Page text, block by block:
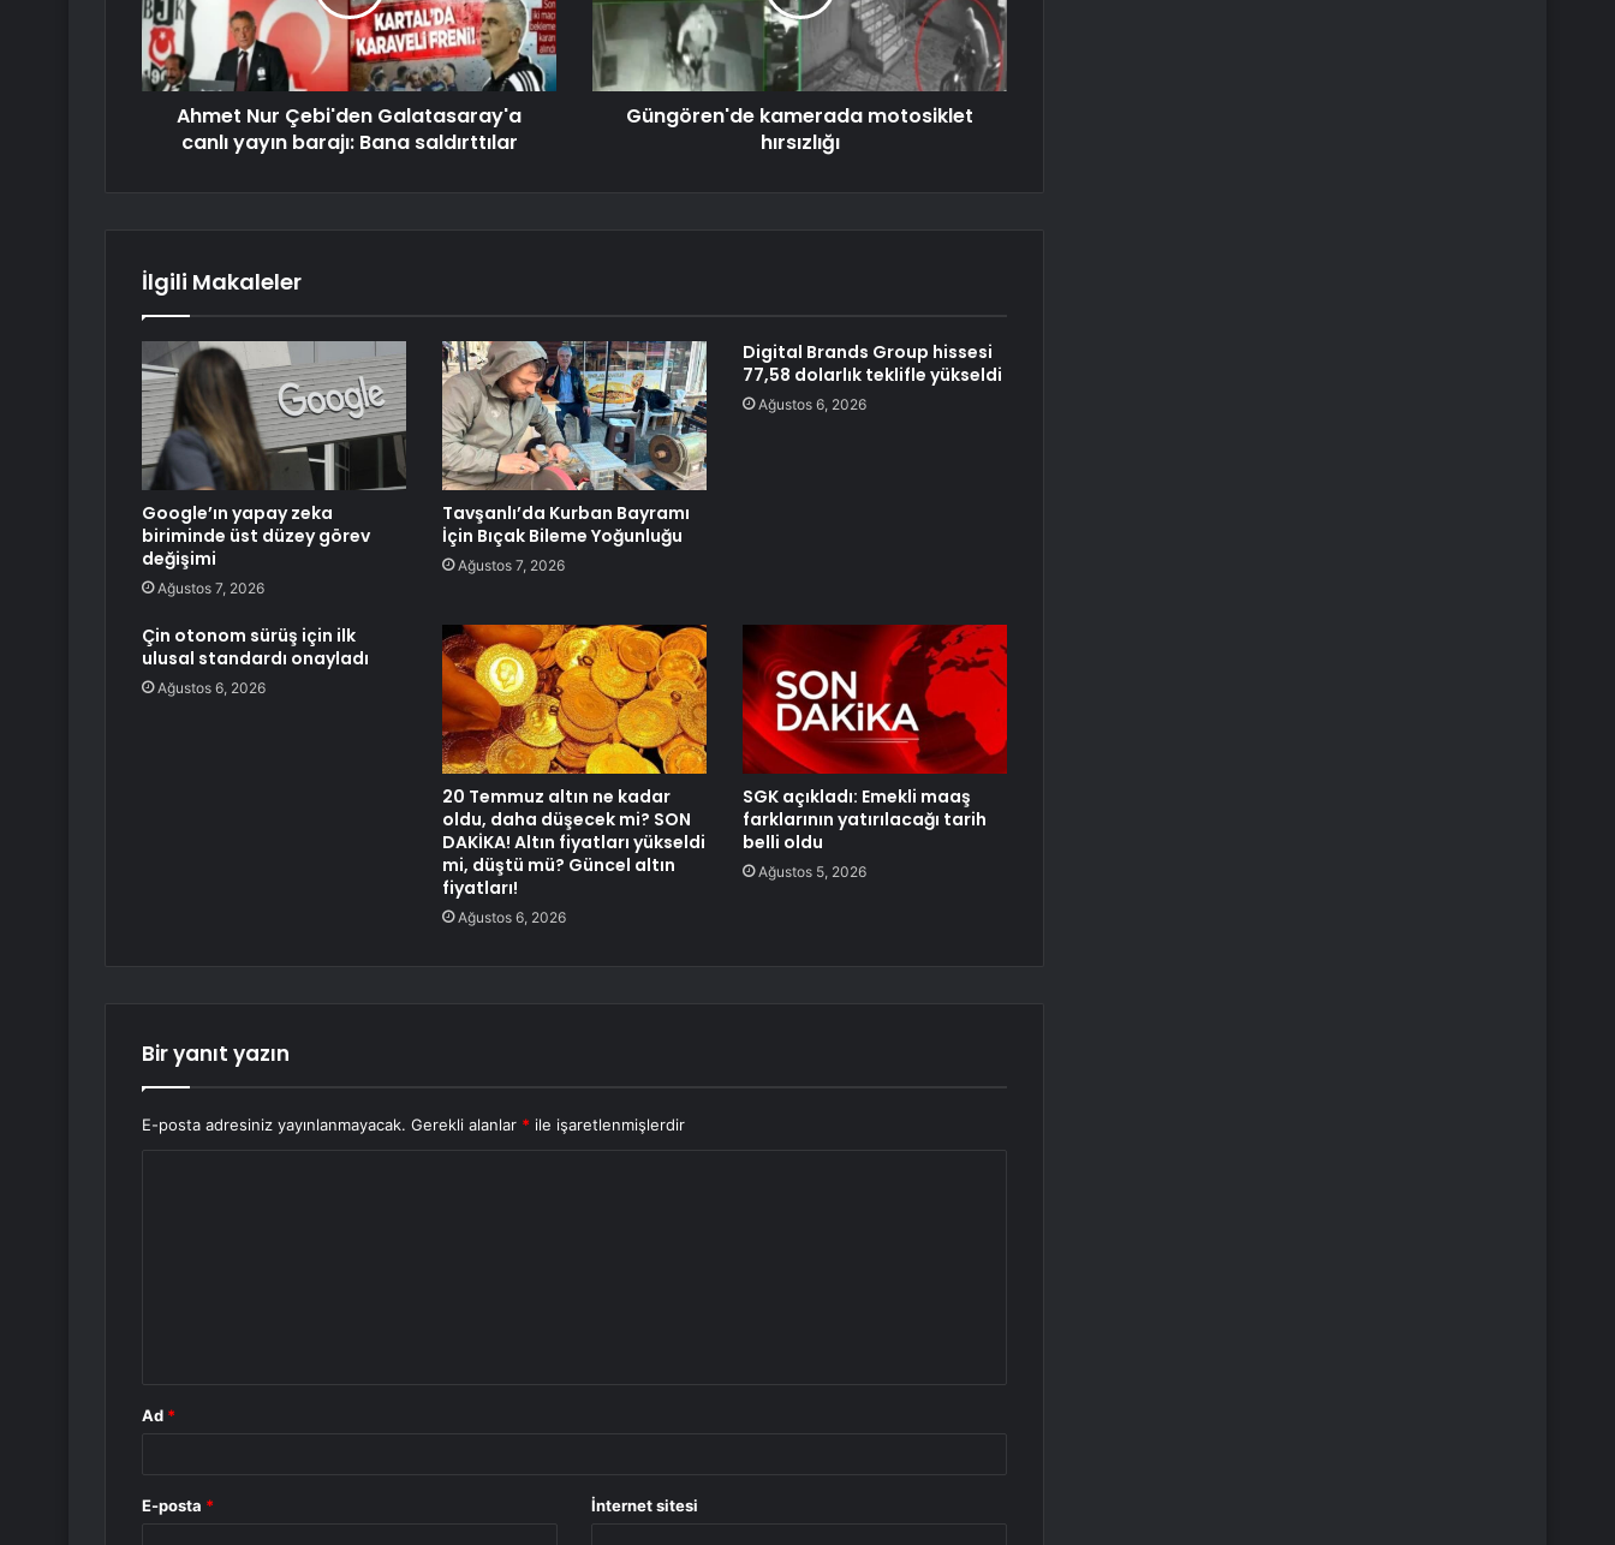
Ahmet Nur Çebi'den Galatasaray'a
canlı yayın barajı: Bana saldırttılar
Güngören'de kamerada motosiklet
hırsızlığı
İlgili Makaleler
Google’ın yapay zeka
biriminde üst düzey görev
değişimi
Ağustos 7, 2026
Tavşanlı’da Kurban Bayramı
İçin Bıçak Bileme Yoğunluğu
Ağustos 7, 2026
Digital Brands Group hissesi
77,58 dolarlık teklifle yükseldi
Ağustos 6, 2026
Çin otonom sürüş için ilk
ulusal standardı onayladı
Ağustos 6, 2026
20 Temmuz altın ne kadar
oldu, daha düşecek mi? SON
DAKİKA! Altın fiyatları yükseldi
mi, düştü mü? Güncel altın
fiyatları!
Ağustos 6, 2026
SGK açıkladı: Emekli maaş
farklarının yatırılacağı tarih
belli oldu
Ağustos 5, 2026
Bir yanıt yazın
E-posta adresiniz yayınlanmayacak. Gerekli alanlar * ile işaretlenmişlerdir
Ad *
E-posta * İnternet sitesi